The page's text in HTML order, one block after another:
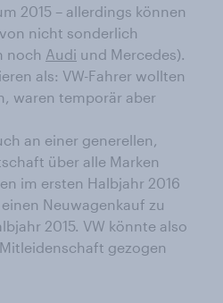
2015 – allerdings können
nicht sonderlich
noch Audi und Mercedes).
als: VW-Fahrer wollten
waren temporär aber
an einer generellen,
über alle Marken
im ersten Halbjahr 2016
Neuwagenkauf zu
2015. VW könnte also
gezogen